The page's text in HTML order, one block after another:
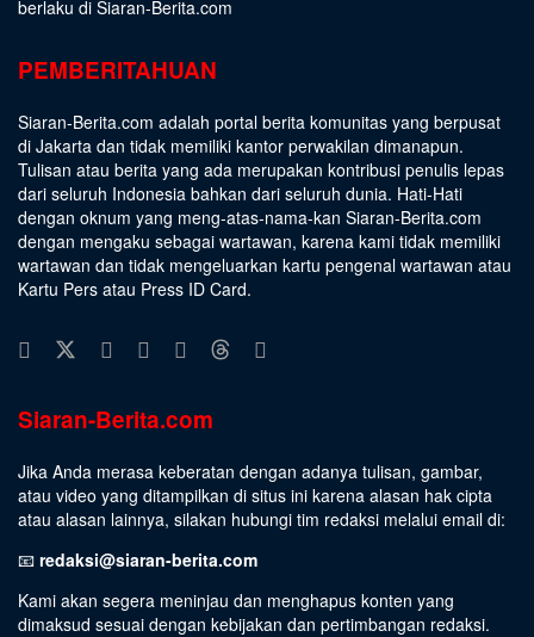
berlaku di Siaran-Berita.com
PEMBERITAHUAN
Siaran-Berita.com adalah portal berita komunitas yang berpusat
di Jakarta dan tidak memiliki kantor perwakilan dimanapun.
Tulisan atau berita yang ada merupakan kontribusi penulis lepas
dari seluruh Indonesia bahkan dari seluruh dunia. Hati-Hati
dengan oknum yang meng-atas-nama-kan Siaran-Berita.com
dengan mengaku sebagai wartawan, karena kami tidak memiliki
wartawan dan tidak mengeluarkan kartu pengenal wartawan atau
Kartu Pers atau Press ID Card.
Siaran-Berita.com
Jika Anda merasa keberatan dengan adanya tulisan, gambar,
atau video yang ditampilkan di situs ini karena alasan hak cipta
atau alasan lainnya, silakan hubungi tim redaksi melalui email di:
📧 redaksi@siaran-berita.com
Kami akan segera meninjau dan menghapus konten yang
dimaksud sesuai dengan kebijakan dan pertimbangan redaksi.